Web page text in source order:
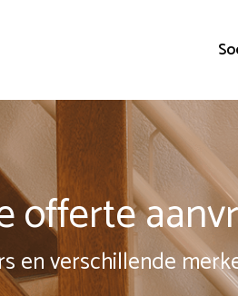
offerte
en verschillende